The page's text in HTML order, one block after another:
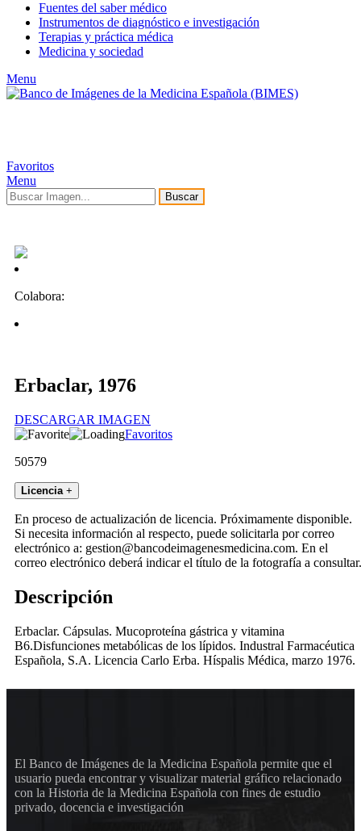
Fuentes del saber médico
Instrumentos de diagnóstico e investigación
Terapias y práctica médica
Medicina y sociedad
Menu
Favoritos
Menu
Buscar
Colabora:
Erbaclar, 1976
DESCARGAR IMAGEN
Favoritos
50579
Licencia +
En proceso de actualización de licencia. Próximamente disponible.
Si necesita información al respecto, puede solicitarla por correo
electrónico a: gestion@bancodeimagenesmedicina.com. En el
correo electrónico deberá indicar el título de la fotografía a consultar.
Descripción
Erbaclar. Cápsulas. Mucoproteína gástrica y vitamina
B6.Disfunciones metabólicas de los lípidos. Industral Farmacéutica
Española, S.A. Licencia Carlo Erba. Híspalis Médica, marzo 1976.
El Banco de Imágenes de la Medicina Española permite que el
usuario pueda encontrar y visualizar material gráfico relacionado
con la Historia de la Medicina Española con fines de estudio
privado, docencia e investigación